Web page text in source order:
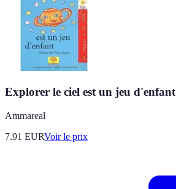
Explorer le ciel est un jeu d'enfant
Ammareal
7.91 EURVoir le prix